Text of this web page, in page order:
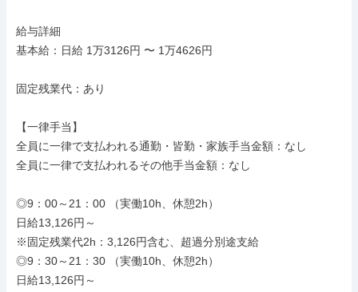
給与詳細
基本給：日給 1万3126円 〜 1万4626円
固定残業代：あり
【一律手当】
全員に一律で支払われる通勤・皆勤・家族手当金額：なし
全員に一律で支払われるその他手当金額：なし
◎9：00～21：00 （実働10h、休憩2h）
日給13,126円～
※固定残業代2h：3,126円含む、超過分別途支給
◎9：30～21：30 （実働10h、休憩2h）
日給13,126円～